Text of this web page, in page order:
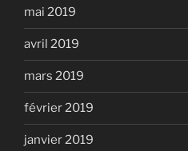
mai 2019
avril 2019
mars 2019
février 2019
janvier 2019